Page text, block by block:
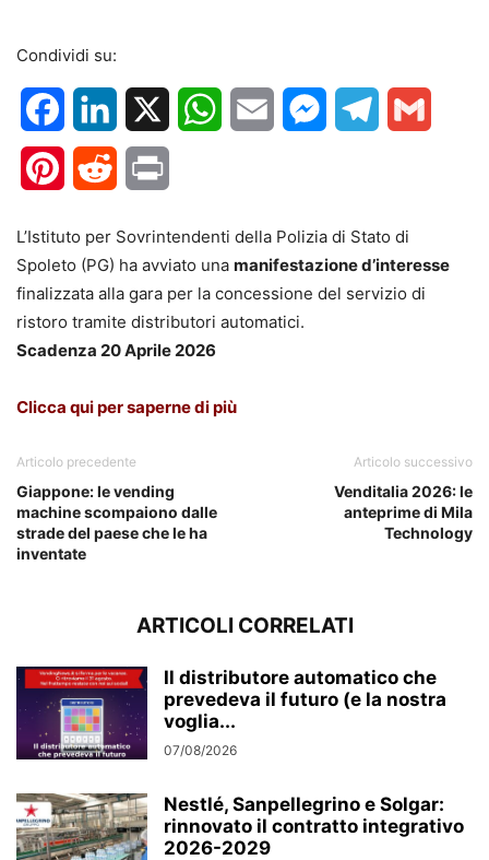
Condividi su:
FacebookLinkedIn WhatsApp
Email MessengerTelegram
PinterestReddit
L’Istituto per Sovrintendenti della Polizia di Stato di
Spoleto (PG) ha avviato una manifestazione d’interesse
finalizzata alla gara per la concessione del servizio di
ristoro tramite distributori automatici.
Scadenza 20 Aprile 2026
Clicca qui per saperne di più
Articolo precedente
Giappone: le vending
machine scompaiono dalle
strade del paese che le ha
inventate
Articolo successivo
Venditalia 2026: le
anteprime di Mila
Technology
ARTICOLI CORRELATI
Il distributore automatico che
prevedeva il futuro (e la nostra
voglia...
07/08/2026
Nestlé, Sanpellegrino e Solgar:
rinnovato il contratto integrativo
2026-2029